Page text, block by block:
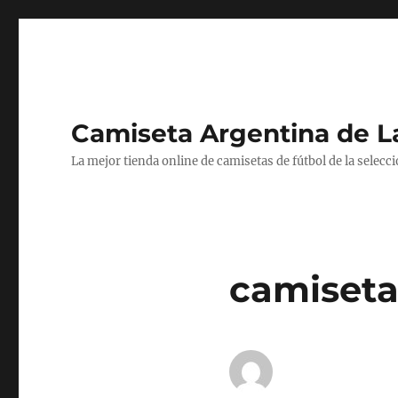
Camiseta Argentina de
La mejor tienda online de camisetas de fútbol de la